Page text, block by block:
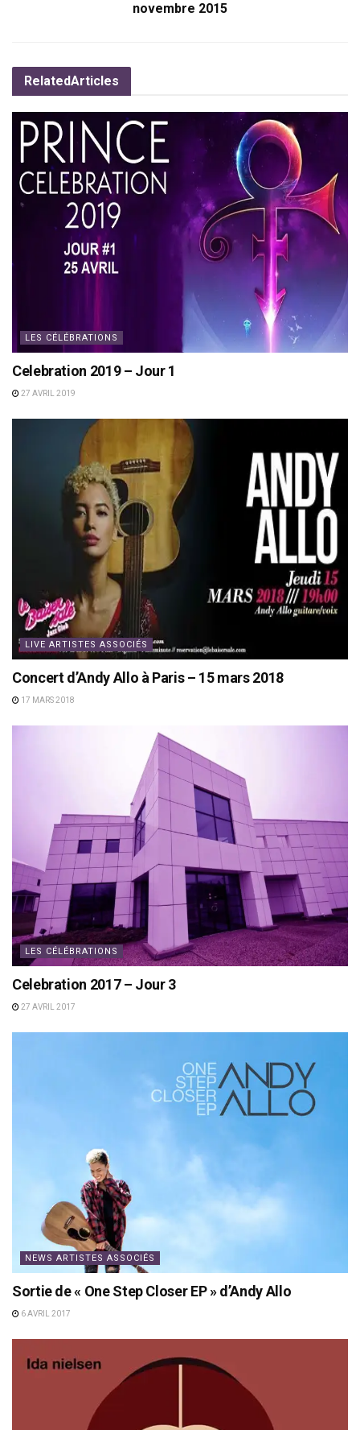
novembre 2015
RelatedArticles
LES CÉLÉBRATIONS
Celebration 2019 – Jour 1
27 AVRIL 2019
LIVE ARTISTES ASSOCIÉS
Concert d’Andy Allo à Paris – 15 mars 2018
17 MARS 2018
LES CÉLÉBRATIONS
Celebration 2017 – Jour 3
27 AVRIL 2017
NEWS ARTISTES ASSOCIÉS
Sortie de « One Step Closer EP » d’Andy Allo
6 AVRIL 2017